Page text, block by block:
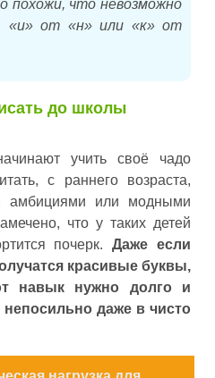
похожи, что невозможно
«и» от «н» или «к» от
до школы
учить своё чадо
с раннего возраста,
амбициями или модными
что у таких детей
почерк.Даже если
красивые буквы,
навык нужно долго и
даже в чисто